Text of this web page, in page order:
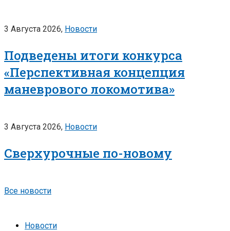
3 Августа 2026, Новости
Подведены итоги конкурса
«Перспективная концепция
маневрового локомотива»
3 Августа 2026, Новости
Сверхурочные по-новому
Все новости
Новости